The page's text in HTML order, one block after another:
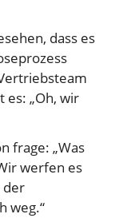
dass es
es: „Oh, wir
frage: „Was
werfen es
der
weg.“